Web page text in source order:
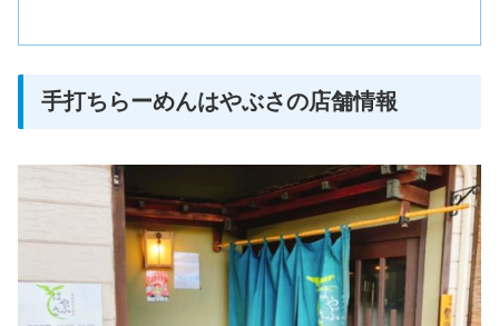
手打ちらーめんはやぶさの店舗情報